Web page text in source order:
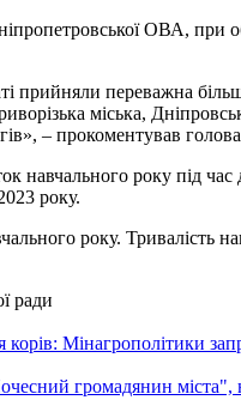
ОВА,
прийняли переважна
міська,
– прокоментував
року під час
року.
року. Тривалість
ради
корів: Мінагрополітики
громадянин міста",